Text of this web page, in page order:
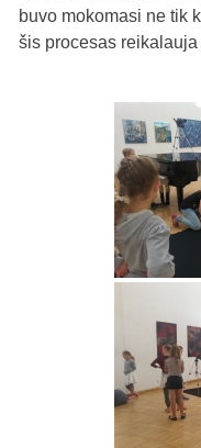
buvo mokomasi ne tik
šis procesas